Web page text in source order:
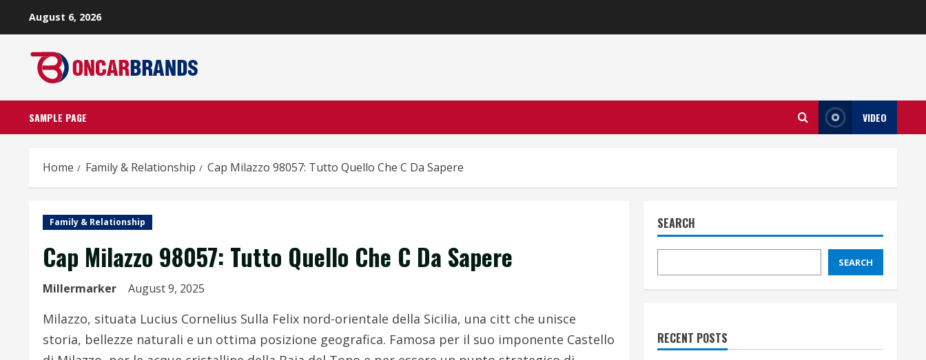
August 6, 2026
SAMPLE PAGE VIDEO
Home Family & Relationship Cap Milazzo 98057: Tutto Quello Che C Da Sapere
Family & Relationship
Cap Milazzo 98057: Tutto Quello Che C Da Sapere
Millermarker August 9, 2025
Milazzo, situata Lucius Cornelius Sulla Felix nord-orientale della Sicilia, una citt che unisce
storia, bellezze naturali e un ottima posizione geografica. Famosa per il suo imponente Castello
SEARCH
SEARCH
RECENT POSTS